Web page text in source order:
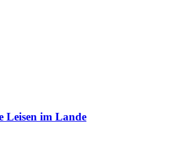
Leisen im Lande